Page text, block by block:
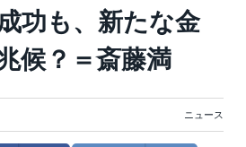
功も、新たな金
候？＝斎藤満
ニュース